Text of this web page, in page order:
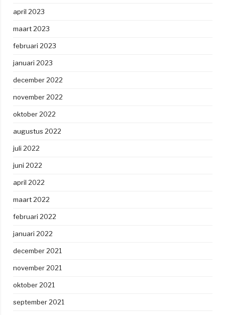
april 2023
maart 2023
februari 2023
januari 2023
december 2022
november 2022
oktober 2022
augustus 2022
juli 2022
juni 2022
april 2022
maart 2022
februari 2022
januari 2022
december 2021
november 2021
oktober 2021
september 2021